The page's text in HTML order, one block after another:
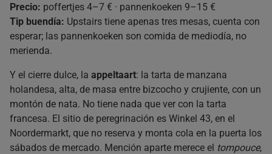
Precio: poffertjes 4–7 € · pannenkoeken 9–15 €
Tip buendía: Upstairs tiene apenas tres mesas, cuenta con
esperar; las pannenkoeken son comida de mediodía, no
merienda.
Y el cierre dulce, la appeltaart: la tarta de manzana
holandesa, alta, de masa entre bizcocho y crujiente, con un
montón de nata. No tiene nada que ver con la tarta
francesa. El sitio de peregrinación es Winkel 43, en el
Noordermarkt, que no reserva y monta cola en la puerta los
sábados de mercado. Mención aparte merece el tompouce,